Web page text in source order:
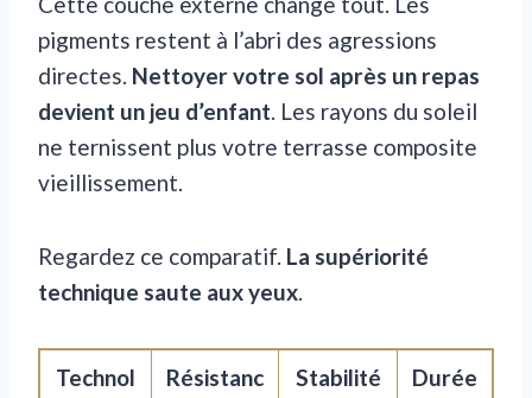
pigments restent à l’abri des agressions
directes. Nettoyer votre sol après un repas
devient un jeu d’enfant. Les rayons du soleil
ne ternissent plus votre terrasse composite
vieillissement.
Regardez ce comparatif. La supériorité
technique saute aux yeux.
Technol
Résistanc
Stabilité
Durée